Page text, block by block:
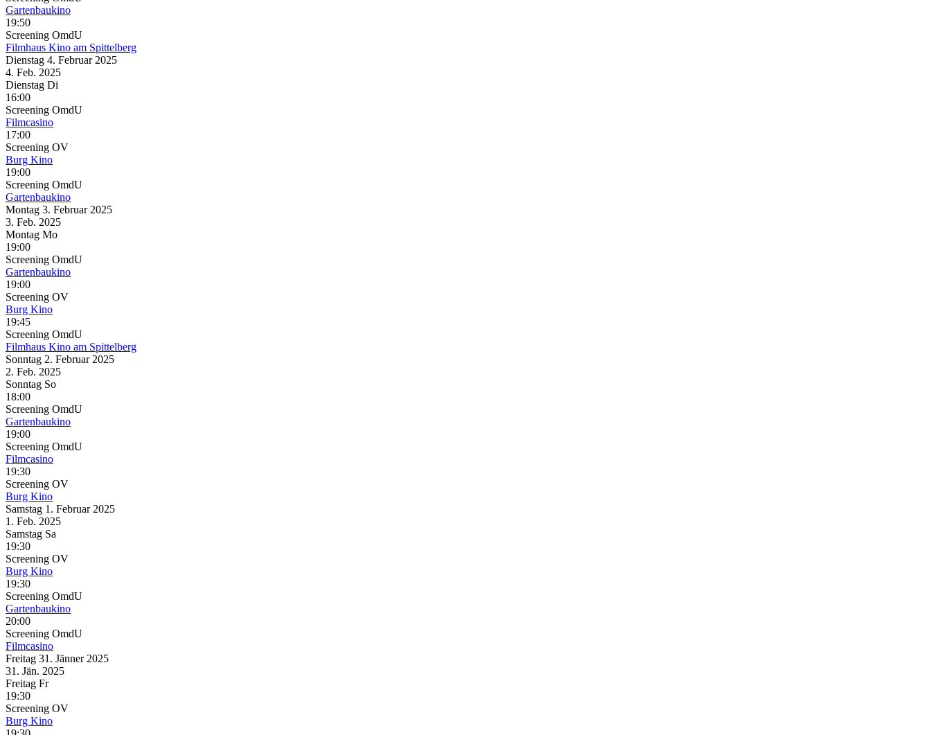
Gartenbaukino
19:50
Screening OmdU
Filmhaus Kino am Spittelberg
Dienstag 4. Februar 2025
4. Feb. 2025
Dienstag Di
16:00
Screening OmdU
Filmcasino
17:00
Screening OV
Burg Kino
19:00
Screening OmdU
Gartenbaukino
Montag 3. Februar 2025
3. Feb. 2025
Montag Mo
19:00
Screening OmdU
Gartenbaukino
19:00
Screening OV
Burg Kino
19:45
Screening OmdU
Filmhaus Kino am Spittelberg
Sonntag 2. Februar 2025
2. Feb. 2025
Sonntag So
18:00
Screening OmdU
Gartenbaukino
19:00
Screening OmdU
Filmcasino
19:30
Screening OV
Burg Kino
Samstag 1. Februar 2025
1. Feb. 2025
Samstag Sa
19:30
Screening OV
Burg Kino
19:30
Screening OmdU
Gartenbaukino
20:00
Screening OmdU
Filmcasino
Freitag 31. Jänner 2025
31. Jän. 2025
Freitag Fr
19:30
Screening OV
Burg Kino